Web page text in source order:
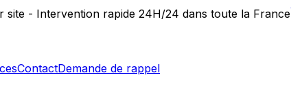
site - Intervention rapide 24H/24 dans toute la France
ContactDemande de rappel